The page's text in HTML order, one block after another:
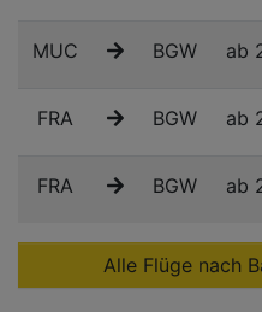
MUC BGW ab
FRA BGW ab
FRA BGW ab
Alle Flüge nach